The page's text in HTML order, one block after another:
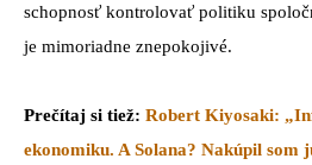
schopnosť kontrolovať politiku
je mimoriadne znepokojivé.
Prečítaj si tiež: Robert Kiyosaki:
ekonomiku. A Solana? Nakúpil som